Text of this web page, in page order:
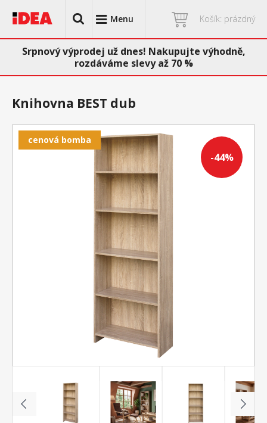
Menu Košík: prázdný
Srpnový výprodej už dnes! Nakupujte výhodně,
rozdáváme slevy až 70 %
-44%
cenová bomba
Knihovna BEST dub